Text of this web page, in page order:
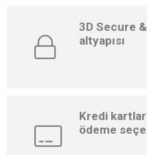
3D Secure
altyapısı
Kredi
ödeme